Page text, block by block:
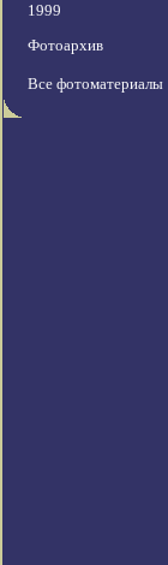
1999
Фотоархив
Все фотоматериалы